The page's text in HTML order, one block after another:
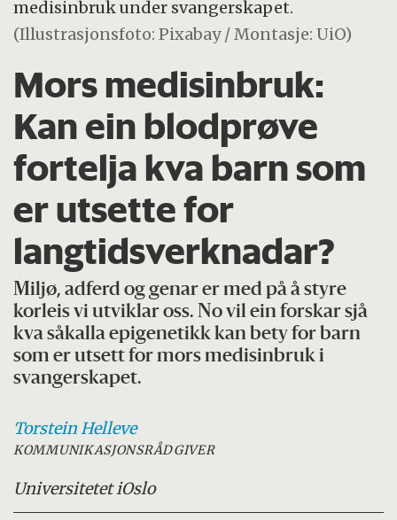
medisinbruk under svangerskapet.
(Illustrasjonsfoto: Pixabay / Montasje: UiO)
Mors medisinbruk:
Kan ein blodprøve
fortelja kva barn som
er utsette for
langtidsverknadar?
Miljø, adferd og genar er med på å styre
korleis vi utviklar oss. No vil ein forskar sjå
kva såkalla epigenetikk kan bety for barn
som er utsett for mors medisinbruk i
svangerskapet.
TorsteinHelleve
KOMMUNIKASJONSRÅDGIVER
Universitetet iOslo